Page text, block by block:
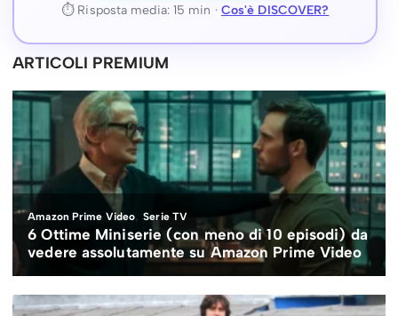
⏱ Risposta media: 15 min · Cos'è DISCOVER?
ARTICOLI PREMIUM